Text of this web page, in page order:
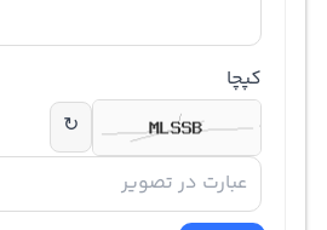
کپچا
↻